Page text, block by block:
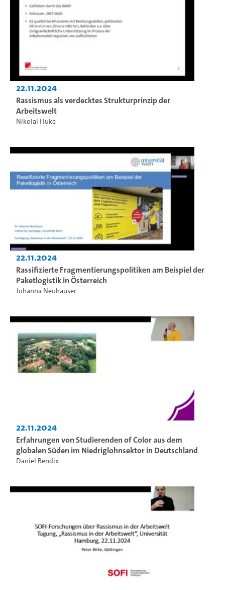
22.11.2024
Rassismus als verdecktes Strukturprinzip der
Arbeitswelt
Nikolai Huke
22.11.2024
Rassifizierte Fragmentierungspolitiken am Beispiel der
Paketlogistik in Österreich
Johanna Neuhauser
22.11.2024
Erfahrungen von Studierenden of Color aus dem
globalen Süden im Niedriglohnsektor in Deutschland
Daniel Bendix